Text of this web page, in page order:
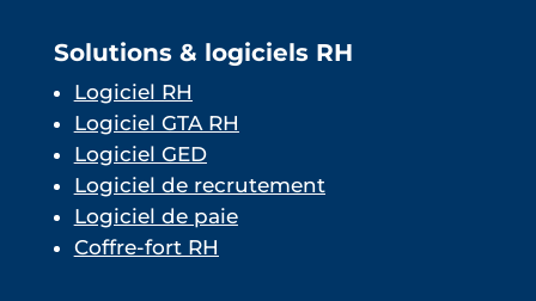
Solutions & logiciels RH
Logiciel RH
Logiciel GTA RH
Logiciel GED
Logiciel de recrutement
Logiciel de paie
Coffre-fort RH